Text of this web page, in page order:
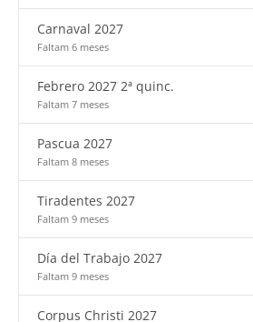
Carnaval 2027
Faltam 6 meses
Febrero 2027 2ª quinc.
Faltam 7 meses
Pascua 2027
Faltam 8 meses
Tiradentes 2027
Faltam 9 meses
Día del Trabajo 2027
Faltam 9 meses
Corpus Christi 2027